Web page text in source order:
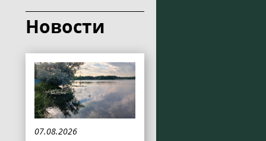
Новости
07.08.2026